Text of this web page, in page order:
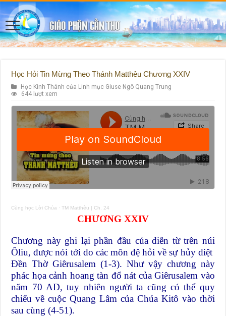
Học Hỏi Tin Mừng Theo Thánh Matthêu Chương XXIV
Học Kinh Thánh của Linh mục Giuse Ngô Quang Trung
644 lượt xem
Cùng học Lời Chúa ·TM Matthêu | Ch. 24
CHƯƠNG XXIV
Chương này ghi lại phần đầu của diễn từ trên núi
Ôliu, được nói tới do các môn đệ hỏi về sự hủy diệt
Đền Thờ Giêrusalem (1-3). Như vậy chương này
phác họa cảnh hoang tàn đổ nát của Giêrusalem vào
năm 70 AD, tuy nhiên người ta cũng có thể quy
chiếu về cuộc Quang Lâm của Chúa Kitô vào thời
sau cùng (4-51).